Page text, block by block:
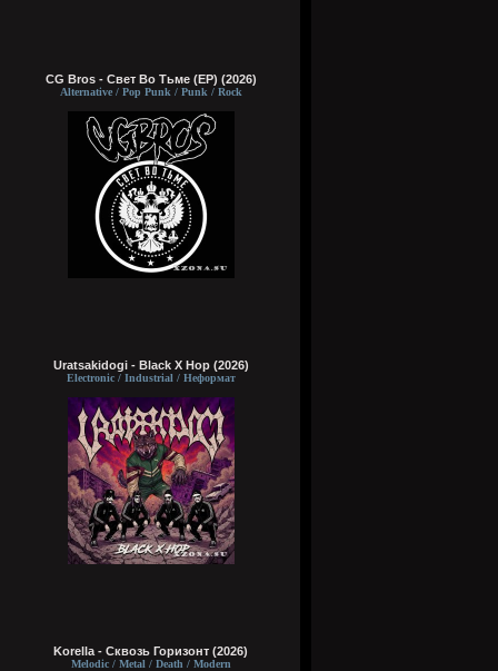
CG Bros - Свет Во Тьме (EP) (2026)
Alternative / Pop Punk / Punk / Rock
Uratsakidogi - Black X Hop (2026)
Electronic / Industrial / Неформат
Korella - Сквозь Горизонт (2026)
Melodic / Metal / Death / Modern